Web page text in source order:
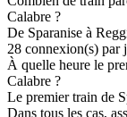
Calabre ?
De Sparanise à
28 connexion(s) par
À quelle heure le
Calabre ?
Le premier train de
Dans tous les cas,